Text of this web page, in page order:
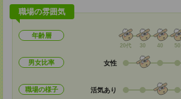
職場の雰囲気
年齢層
20代 30 40 50
男女比率 女性
職場の様子 活気あり